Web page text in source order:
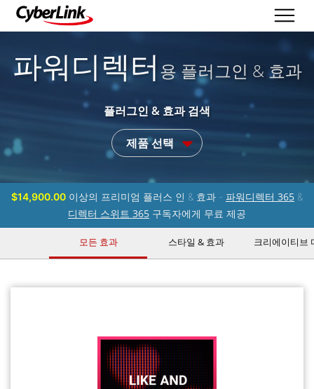
파워디렉터 용 플러그인 & 효과
플러그인 & 효과 검색
제품 선택
$14,900.00 이상의 프리미엄 플러스 인 & 효과 - 파워디렉터 365 &
디렉터 스위트 365 구독자에게 무료 제공
모든 효과 스타일 & 효과 크리에이티브